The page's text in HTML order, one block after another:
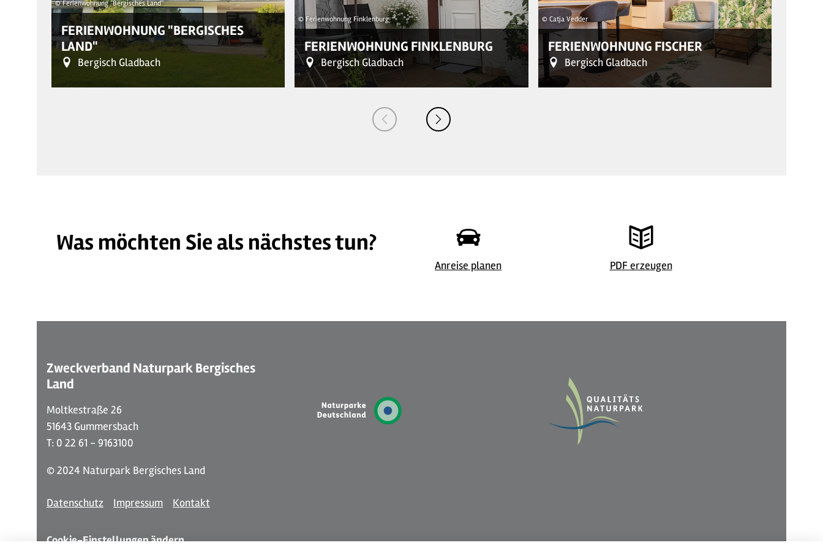
© Ferienwohnung "Bergisches Land"
FERIENWOHNUNG "BERGISCHES
LAND"
Bergisch Gladbach
© Ferienwohnung "Bergisches Land"
© Ferienwohnung Finklenburg
FERIENWOHNUNG FINKLENBURG
Bergisch Gladbach
© Ferienwohnung Finklenburg
© Catja Vedder
FERIENWOHNUNG FISCHER
Bergisch Gladbach
Was möchten Sie als nächstes tun?
Anreise planen PDF erzeugen
Zweckverband Naturpark Bergisches
Land
Moltkestraße 26
51643 Gummersbach
T: 0 22 61 - 9163100
© 2024 Naturpark Bergisches Land
Datenschutz Impressum Kontakt
Cookie-Einstellungen ändern